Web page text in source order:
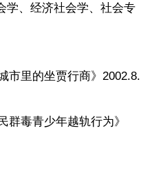
学、经济社会学、社会专
里的坐贾行商》2002.8.
毒青少年越轨行为》